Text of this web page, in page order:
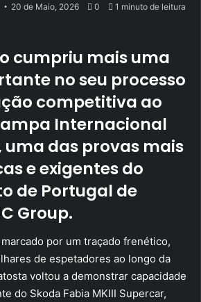
20 de Maio, 2026 0 1 minuto de leitura
cumpriu mais uma
no seu processo
competitiva ao
Internacional
uma das provas mais
e exigentes do
de Portugal de
Group.
por um traçado frenético,
de espetadores ao longo da
voltou a demonstrar capacidade
do Skoda Fabia MKIII Supercar,